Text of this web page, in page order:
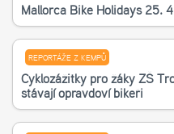
Mallorca Bike Holidays 25.
REPORTÁŽE Z KEMPŮ
Cyklozážitky pro žáky ZŠ
stávají opravdoví bikeři